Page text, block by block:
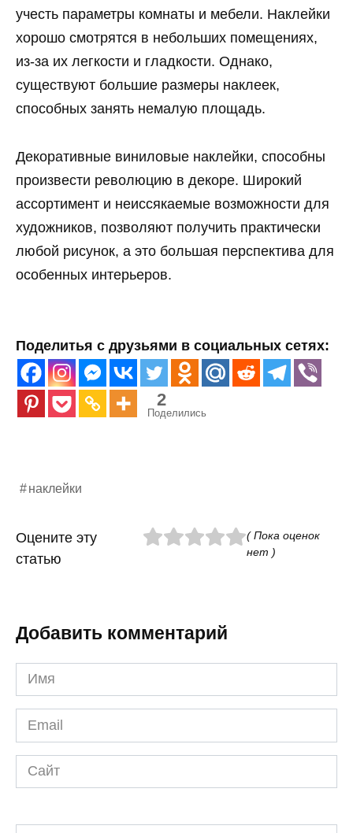
учесть параметры комнаты и мебели. Наклейки
хорошо смотрятся в небольших помещениях,
из-за их легкости и гладкости. Однако,
существуют большие размеры наклеек,
способных занять немалую площадь.
Декоративные виниловые наклейки, способны
произвести революцию в декоре. Широкий
ассортимент и неиссякаемые возможности для
художников, позволяют получить практически
любой рисунок, а это большая перспектива для
особенных интерьеров.
Поделитья с друзьями в социальных сетях:
2
Поделились
наклейки
Оцените эту
статью
( Пока оценок
нет )
Добавить комментарий
Имя
*
Email
*
Сайт